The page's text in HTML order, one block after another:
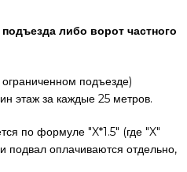
либо ворот частного
подъезде)
этаж за каждые 25 метров.
по формуле "X*1.5" (где "X"
подвал оплачиваются отдельно,